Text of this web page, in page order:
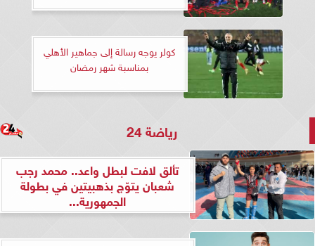
كولر يوجه رسالة إلى جماهير الأهلي
بمناسبة شهر رمضان
رياضة 24
تألق لافت لبطل واعد.. محمد رجب
شعبان يتوّج بذهبيتين في بطولة
الجمهورية...